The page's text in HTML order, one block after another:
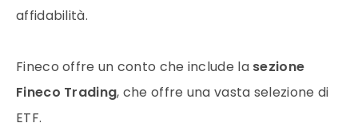
affidabilità.
Fineco offre un conto che include la sezione
Fineco Trading, che offre una vasta selezione di
ETF.